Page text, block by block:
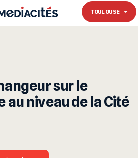
TOULOUSE
TOULOUSE
sur le
au niveau de la Cité